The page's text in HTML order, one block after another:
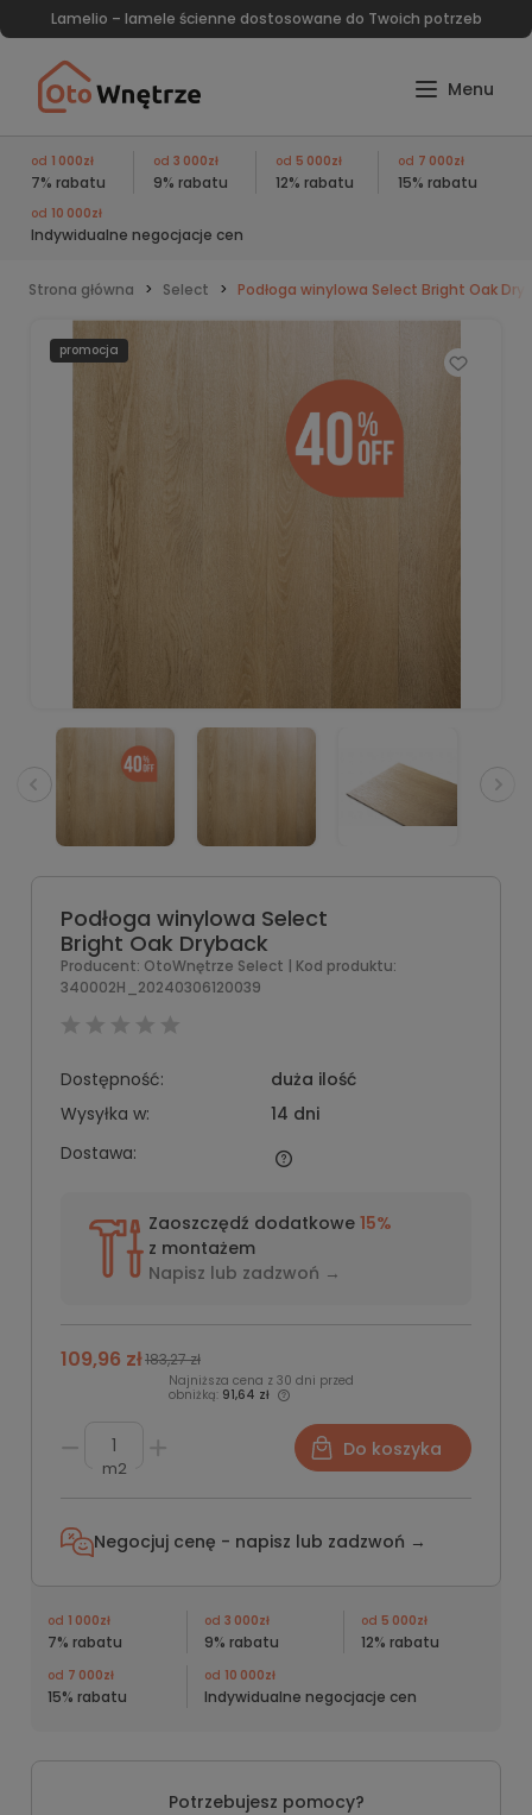
Lamelio – lamele ścienne dostosowane do Twoich potrzeb
od 1 000zł
7% rabatu
od 3 000zł
9% rabatu
od 5 000zł
12% rabatu
od 7 000zł
15% rabatu
od 10 000zł
Indywidualne negocjacje cen
Strona główna Select Podłoga winylowa Select Bright Oak
promocja
Podłoga winylowa Select
Bright Oak Dryback
Producent: OtoWnętrze Select | Kod produktu:
340002H_20240306120039
Dostępność:
duża ilość
Wysyłka w:
14 dni
Dostawa:
Zaoszczędź dodatkowe 15%
z montażem
Napisz lub zadzwoń →
109,96 zł183,27 zł
Najniższa cena z 30 dni przed
obniżką: 91,64 zł
m2
Do koszyka
Negocjuj cenę - napisz lub zadzwoń →
od 1 000zł
7% rabatu
od 3 000zł
9% rabatu
od 5 000zł
12% rabatu
od 7 000zł
15% rabatu
od 10 000zł
Indywidualne negocjacje cen
Potrzebujesz pomocy?